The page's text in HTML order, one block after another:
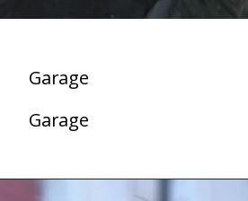
Garage
Garage